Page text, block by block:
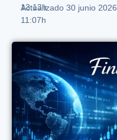
13:13h
Actualizado 30 junio 2026
11:07h